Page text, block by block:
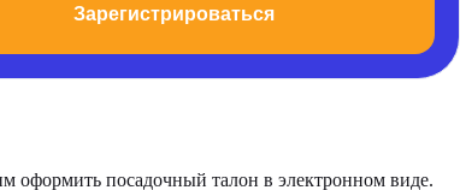
Зарегистрироваться
оформить посадочный талон в электронном виде.